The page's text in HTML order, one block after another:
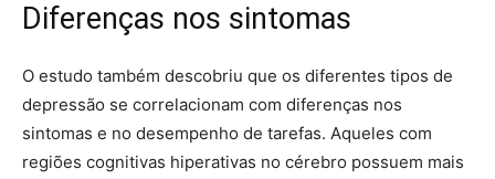
Diferenças nos sintomas
O estudo também descobriu que os diferentes tipos de
depressão se correlacionam com diferenças nos
sintomas e no desempenho de tarefas. Aqueles com
regiões cognitivas hiperativas no cérebro possuem mais